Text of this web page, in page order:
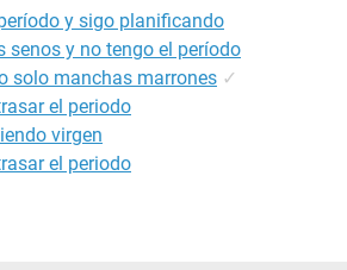
y sigo planificando
senos y no tengo el período
solo manchas marrones ✓
el periodo
virgen
el periodo